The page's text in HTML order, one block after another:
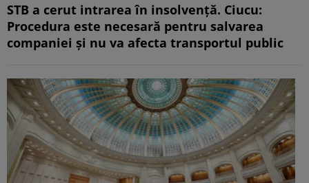
STB a cerut intrarea în insolvență. Ciucu:
Procedura este necesară pentru salvarea
companiei și nu va afecta transportul public